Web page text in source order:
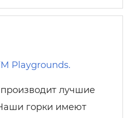
Рlaygrounds.
лучшие
горки имеют